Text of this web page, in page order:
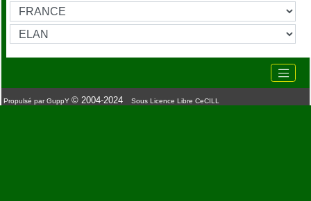
Propulsé par GuppY © 2004-2024 Sous Licence Libre CeCILL